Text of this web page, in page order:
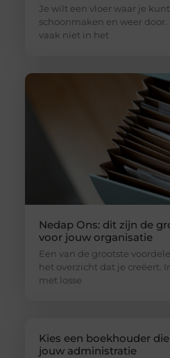
Je wilt een vloer waar je
schoonmaken en weer
vaak niet in het
Nedap Ons: dit zijn de
voor jouw organisatie
Een van de grootste
het overzicht dat je creëert.
met losse
Kies een boekhouder
jouw administratie